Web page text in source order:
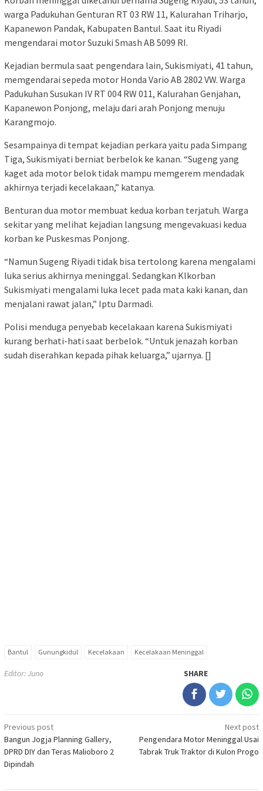
warga Padukuhan Genturan RT 03 RW 11, Kalurahan Triharjo,
Kapanewon Pandak, Kabupaten Bantul. Saat itu Riyadi
mengendarai motor Suzuki Smash AB 5099 RI.
Kejadian bermula saat pengendara lain, Sukismiyati, 41 tahun,
memgendarai sepeda motor Honda Vario AB 2802 VW. Warga
Padukuhan Susukan IV RT 004 RW 011, Kalurahan Genjahan,
Kapanewon Ponjong, melaju dari arah Ponjong menuju
Karangmojo.
Sesampainya di tempat kejadian perkara yaitu pada Simpang
Tiga, Sukismiyati berniat berbelok ke kanan. “Sugeng yang
kaget ada motor belok tidak mampu memgerem mendadak
akhirnya terjadi kecelakaan,” katanya.
Benturan dua motor membuat kedua korban terjatuh. Warga
sekitar yang melihat kejadian langsung mengevakuasi kedua
korban ke Puskesmas Ponjong.
“Namun Sugeng Riyadi tidak bisa tertolong karena mengalami
luka serius akhirnya meninggal. Sedangkan Klkorban
Sukismiyati mengalami luka lecet pada mata kaki kanan, dan
menjalani rawat jalan,” Iptu Darmadi.
Polisi menduga penyebab kecelakaan karena Sukismiyati
kurang berhati-hati saat berbelok. “Untuk jenazah korban
sudah diserahkan kepada pihak keluarga,” ujarnya. []
Bantul Gunungkidul Kecelakaan Kecelakaan Meninggal
Editor: Juno SHARE
Post
navigation
Previous post
Bangun Jogja Planning Gallery,
DPRD DIY dan Teras Malioboro 2
Dipindah
Next post
Pengendara Motor Meninggal Usai
Tabrak Truk Traktor di Kulon Progo